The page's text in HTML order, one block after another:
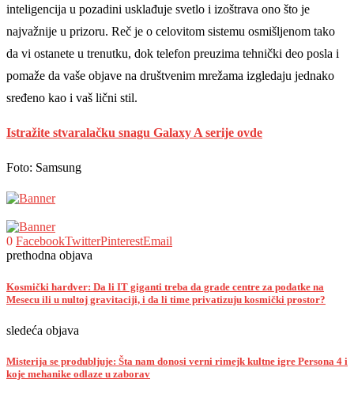
inteligencija u pozadini usklađuje svetlo i izoštrava ono što je
najvažnije u prizoru. Reč je o celovitom sistemu osmišljenom tako
da vi ostanete u trenutku, dok telefon preuzima tehnički deo posla i
pomaže da vaše objave na društvenim mrežama izgledaju jednako
sređeno kao i vaš lični stil.
Istražite stvaralačku snagu Galaxy A serije ovde
Foto: Samsung
0 FacebookTwitterPinterestEmail
prethodna objava
Kosmički hardver: Da li IT giganti treba da grade centre za podatke na
Mesecu ili u nultoj gravitaciji, i da li time privatizuju kosmički prostor?
sledeća objava
Misterija se produbljuje: Šta nam donosi verni rimejk kultne igre Persona 4 i
koje mehanike odlaze u zaborav